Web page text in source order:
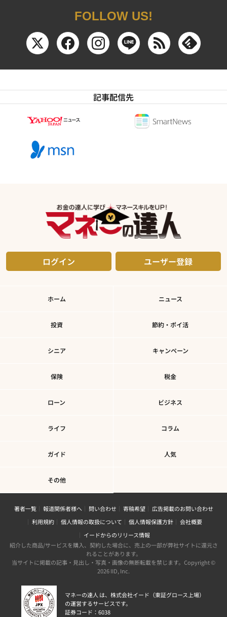
FOLLOW US!
記事配信先
ログイン ユーザー登録
ホーム ニュース
投資 節約・ポイ活
シニア キャンペーン
保険 税金
ローン ビジネス
ライフ コラム
ガイド 人気
その他
著者一覧 報道関係者様へ 問い合わせ 寄稿希望
広告掲載のお問い合わせ
利用規約
個人情報の取扱について 個人情報保護方針
会社概要
イードからのリリース情報
紹介した商品/サービスを購入、契約した場合に、売上の一部が弊社サイトに還元さ
れることがあります。
当サイトに掲載の記事・見出し・写真・画像の無断転載を禁じます。Copyright ©
2026 IID, Inc.
マネーの達人 は、株式会社イード（東証グロース上場）
の運営するサービスです。
証券コード：6038